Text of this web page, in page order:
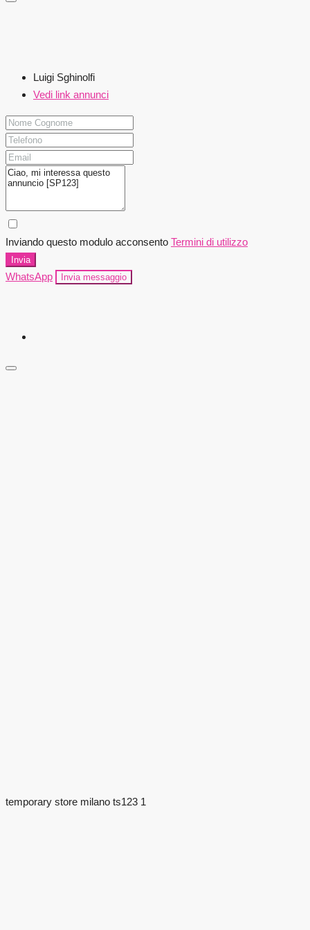
Luigi Sghinolfi
Vedi link annunci
Inviando questo modulo acconsento Termini di utilizzo
Invia
WhatsApp Invia messaggio
temporary store milano ts123 1